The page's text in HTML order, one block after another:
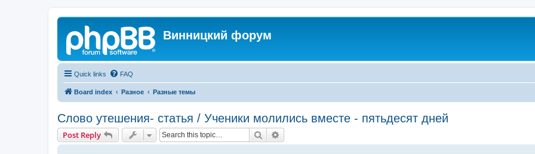
Винницкий форум
Quick links FAQ
Board index Разное Разные темы
Слово утешения- статья / Ученики молились вместе - пятьдесят дней
Post Reply Search